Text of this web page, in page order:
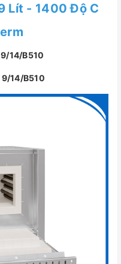
Lít - 1400 Độ C
14/B510
14/B510